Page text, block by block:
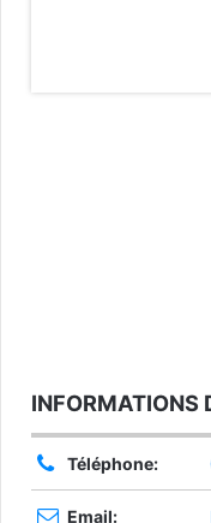
INFORMATIONS
Téléphone:
Email: